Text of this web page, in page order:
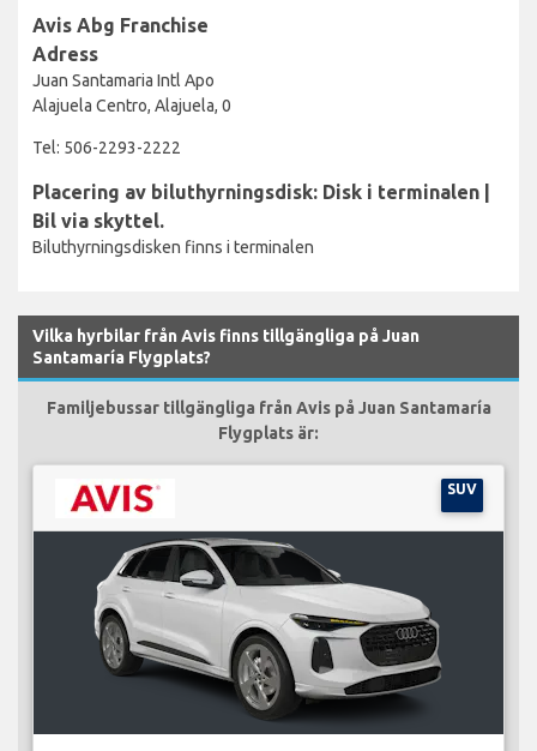
Avis Abg Franchise
Adress
Juan Santamaria Intl Apo
Alajuela Centro, Alajuela, 0
Tel: 506-2293-2222
Placering av biluthyrningsdisk: Disk i terminalen |
Bil via skyttel.
Biluthyrningsdisken finns i terminalen
Vilka hyrbilar från Avis finns tillgängliga på Juan
Santamaría Flygplats?
Familjebussar tillgängliga från Avis på Juan Santamaría
Flygplats är:
SUV